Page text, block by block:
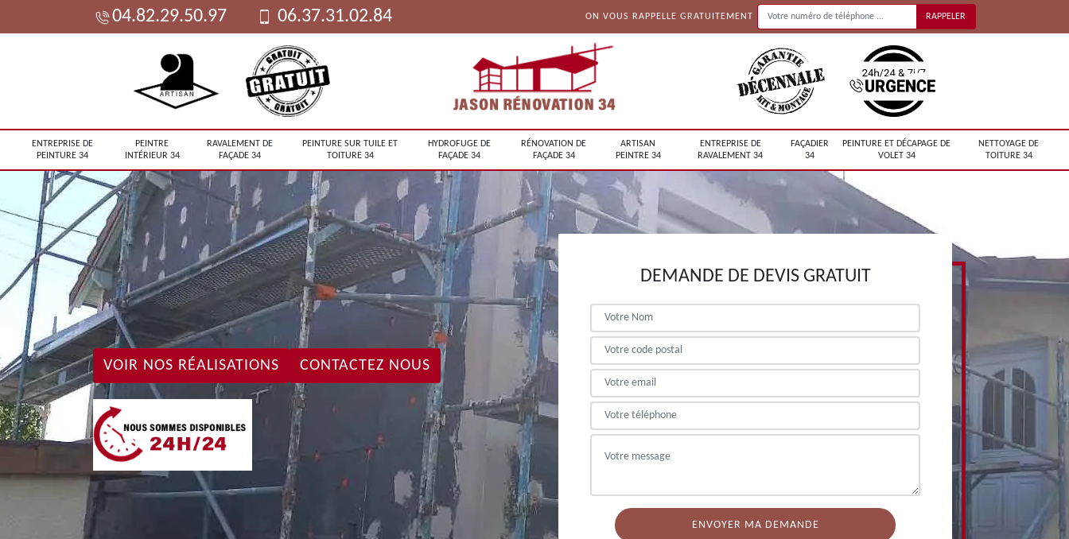
04.82.29.50.97 06.37.31.02.84 ON VOUS RAPPELLE GRATUITEMENT
ENTREPRISE DE
PEINTURE 34
PEINTRE
INTÉRIEUR 34
RAVALEMENT DE
FAÇADE 34
PEINTURE SUR TUILE ET
TOITURE 34
HYDROFUGE DE
FAÇADE 34
RÉNOVATION DE
FAÇADE 34
ARTISAN
PEINTRE 34
ENTREPRISE DE
RAVALEMENT 34
FAÇADIER
34
PEINTURE ET DÉCAPAGE DE
VOLET 34
NETTOYAGE DE
TOITURE 34
VOIR NOS RÉALISATIONS CONTACTEZ NOUS
DEMANDE DE DEVIS GRATUIT